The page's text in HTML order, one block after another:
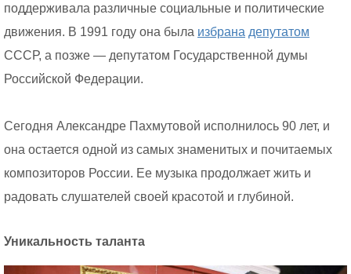
поддерживала различные социальные и политические
движения. В 1991 году она была избрана депутатом
СССР, а позже — депутатом Государственной думы
Российской Федерации.
Сегодня Александре Пахмутовой исполнилось 90 лет, и
она остается одной из самых знаменитых и почитаемых
композиторов России. Ее музыка продолжает жить и
радовать слушателей своей красотой и глубиной.
Уникальность таланта